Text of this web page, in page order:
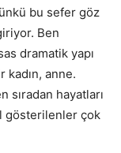
bu sefer göz
Ben
dramatik yapı
kadın, anne.
sıradan hayatları
gösterilenler çok